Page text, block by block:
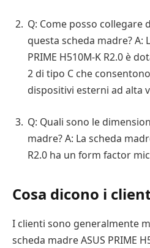
Q: Come posso collegare
questa scheda madre? A:
PRIME H510M-K R2.0 è
2 di tipo C che
dispositivi esterni ad alta
Q: Quali sono le
madre? A: La scheda
R2.0 ha un form factor
Cosa dicono i
I clienti sono generalmente
scheda madre ASUS PRIME